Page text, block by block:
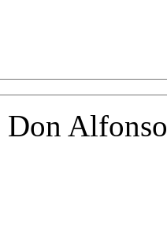
Don